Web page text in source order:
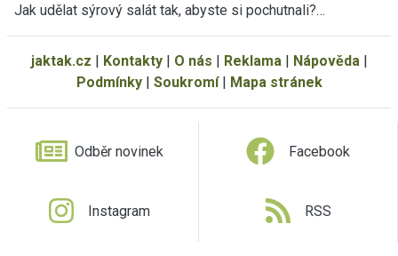
Jak udělat sýrový salát tak, abyste si pochutnali?…
jaktak.cz | Kontakty| O nás | Reklama | Nápověda |
Podmínky| Soukromí| Mapa stránek
Odběr novinek Facebook
Instagram RSS